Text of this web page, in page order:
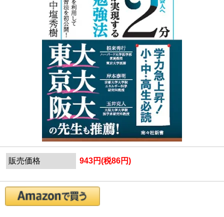
販売価格 943円(税86円)